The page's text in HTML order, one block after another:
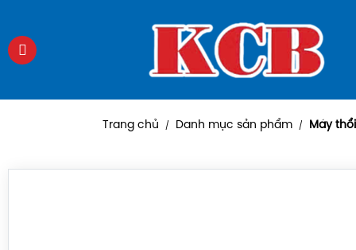
Trang chủ / Danh mục sản phẩm / Máy